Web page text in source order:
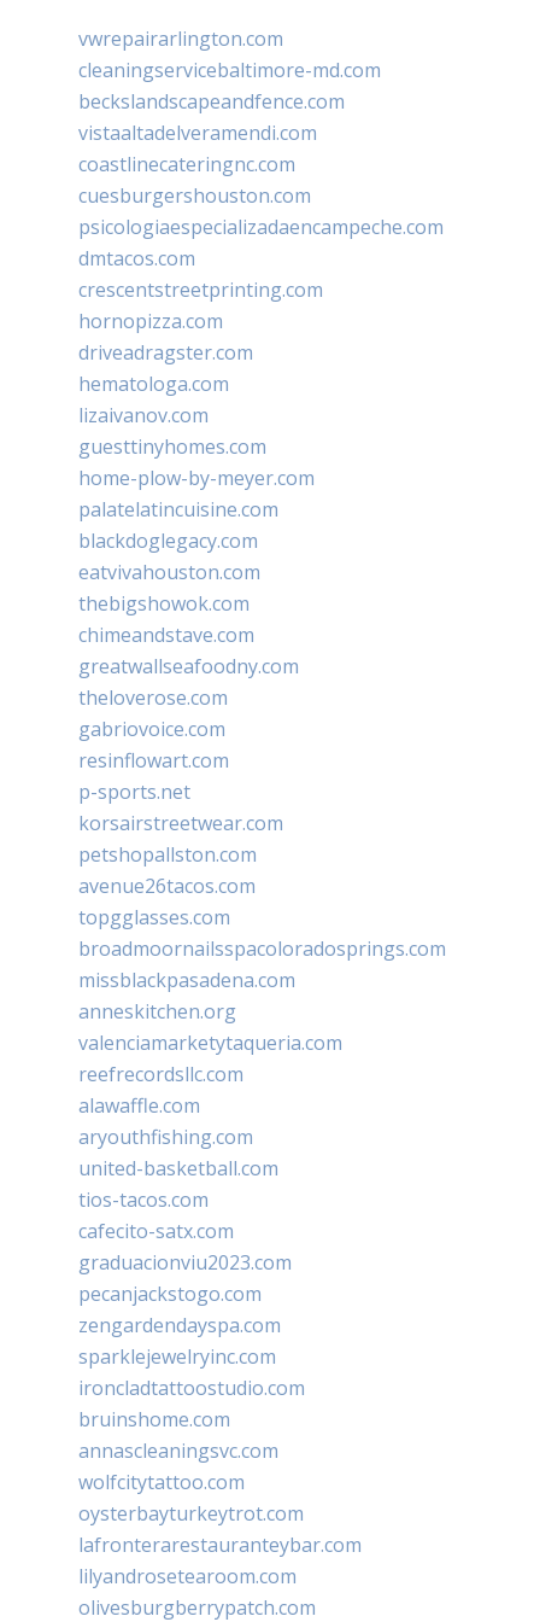
vwrepairarlington.com
cleaningservicebaltimore-md.com
beckslandscapeandfence.com
vistaaltadelveramendi.com
coastlinecateringnc.com
cuesburgershouston.com
psicologiaespecializadaencampeche.com
dmtacos.com
crescentstreetprinting.com
hornopizza.com
driveadragster.com
hematologa.com
lizaivanov.com
guesttinyhomes.com
home-plow-by-meyer.com
palatelatincuisine.com
blackdoglegacy.com
eatvivahouston.com
thebigshowok.com
chimeandstave.com
greatwallseafoodny.com
theloverose.com
gabriovoice.com
resinflowart.com
p-sports.net
korsairstreetwear.com
petshopallston.com
avenue26tacos.com
topgglasses.com
broadmoornailsspacoloradosprings.com
missblackpasadena.com
anneskitchen.org
valenciamarketytaqueria.com
reefrecordsllc.com
alawaffle.com
aryouthfishing.com
united-basketball.com
tios-tacos.com
cafecito-satx.com
graduacionviu2023.com
pecanjackstogo.com
zengardendayspa.com
sparklejewelryinc.com
ironcladtattoostudio.com
bruinshome.com
annascleaningsvc.com
wolfcitytattoo.com
oysterbayturkeytrot.com
lafronterarestauranteybar.com
lilyandrosetearoom.com
olivesburgberrypatch.com